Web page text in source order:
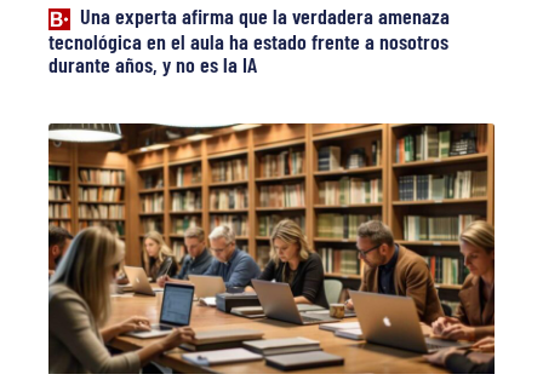
Una experta afirma que la verdadera amenaza
tecnológica en el aula ha estado frente a nosotros
durante años, y no es la IA